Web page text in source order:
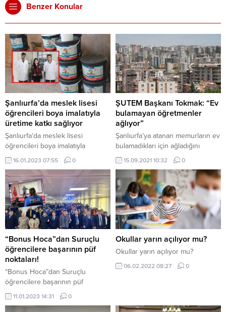
Benzer Konular
Şanlıurfa’da meslek lisesi
öğrencileri boya imalatıyla
üretime katkı sağlıyor
Şanlıurfa'da meslek lisesi
öğrencileri boya imalatıyla
üretime katkı sağlıyor
16.01.2023 07:55 0
ŞUTEM Başkanı Tokmak: “Ev
bulamayan öğretmenler
ağlıyor”
Şanlıurfa’ya atanan memurların ev
bulamadıkları için ağladığını
anlatan Şanlıurfa Tüm Emlakçılar
Odası Başkanı (ŞUTEM) Selahattin
Tokmak, evlerin karaborsaya
düştüğünü açıkladı. Fahiş
zamlardan etkilenen
müteahhitlerin konut üretimini
azaltmasıyla Şanlıurfa’da evler
karaborsaya düştü. Beton, demir
ve inşaat malzemelerine gelen
zamlardan dolayı havlu atan
müteahhitler, zamların geri
alınması için iş bırakma eylemine
15.09.2021 10:32 0
“Bonus Hoca”dan Suruçlu
öğrencilere başarının püf
noktaları!
“Bonus Hoca”dan Suruçlu
öğrencilere başarının püf
noktaları!
11.01.2023 14:31 0
Okullar yarın açılıyor mu?
Okullar yarın açılıyor mu?
06.02.2022 08:27 0